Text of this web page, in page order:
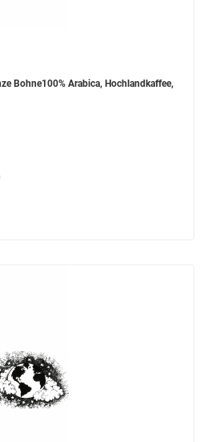
Bohne100% Arabica, Hochlandkaffee,